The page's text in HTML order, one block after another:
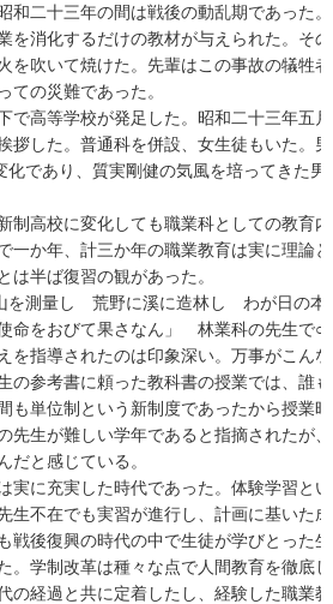
和二十三年の間は戦後の動乱期であった
を消化するだけの教材が与えられた。そ
を吹いて焼けた。先輩はこの事故の犠牲
ての災難であった。
で高等学校が発足した。昭和二十三年五
拶した。普通科を併設、女生徒もいた。
化であり、質実剛健の気風を培ってきた
制高校に変化しても職業科としての教育
一か年、計三か年の職業教育は実に理論
は半ば復習の観があった。
を測量し 荒野に溪に造林し わが日の本
をおびて果さなん」 林業科の先生で
を指導されたのは印象深い。万事がこん
の参考書に頼った教科書の授業では、誰
も単位制という新制度であったから授業
先生が難しい学年であると指摘されたが
だと感じている。
実に充実した時代であった。体験学習と
生不在でも実習が進行し、計画に基いた
戦後復興の時代の中で生徒が学びとった
。学制改革は種々な点で人間教育を徹底
の経過と共に定着したし、経験した職業